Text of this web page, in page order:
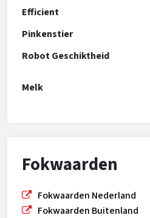
Efficient
Pinkenstier
Robot Geschiktheid
Melk
Fokwaarden
Fokwaarden Nederland
Fokwaarden Buitenland